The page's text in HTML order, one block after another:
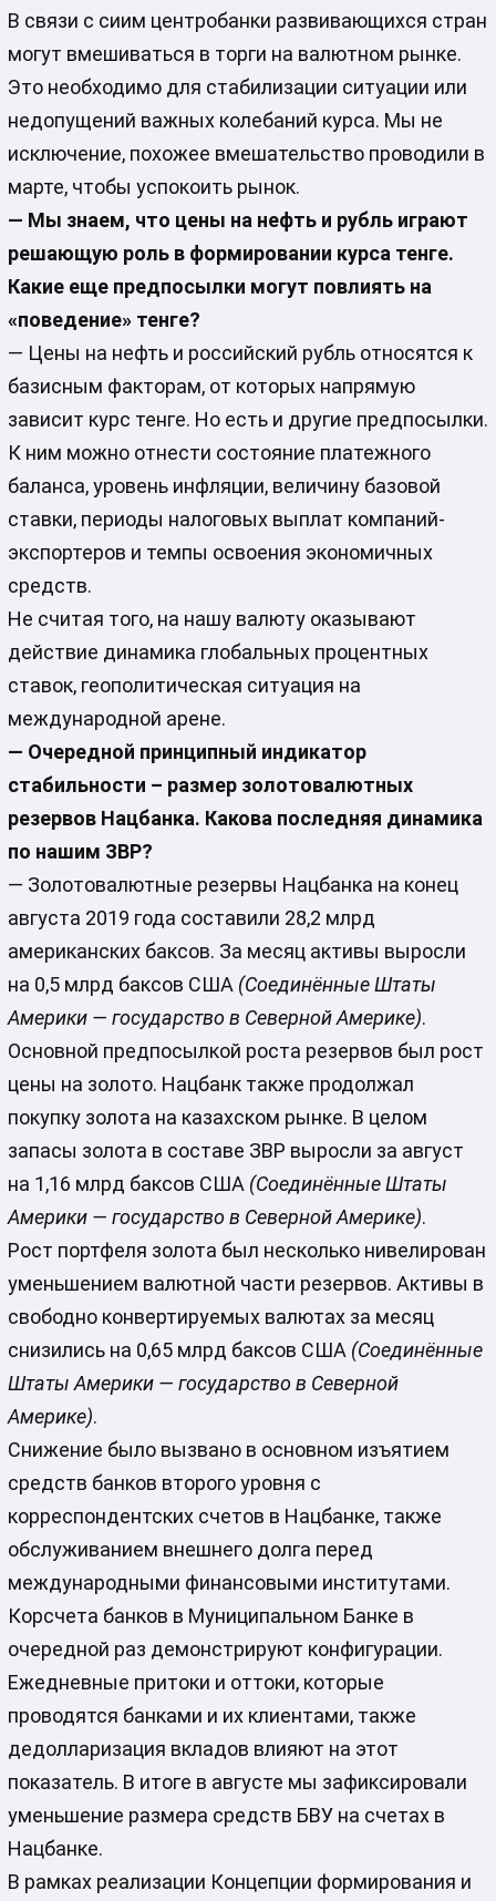
В связи с сиим центробанки развивающихся стран
могут вмешиваться в торги на валютном рынке.
Это необходимо для стабилизации ситуации или
недопущений важных колебаний курса. Мы не
исключение, похожее вмешательство проводили в
марте, чтобы успокоить рынок.
— Мы знаем, что цены на нефть и рубль играют
решающую роль в формировании курса тенге.
Какие еще предпосылки могут повлиять на
«поведение» тенге?
— Цены на нефть и российский рубль относятся к
базисным факторам, от которых напрямую
зависит курс тенге. Но есть и другие предпосылки.
К ним можно отнести состояние платежного
баланса, уровень инфляции, величину базовой
ставки, периоды налоговых выплат компаний-
экспортеров и темпы освоения экономичных
средств.
Не считая того, на нашу валюту оказывают
действие динамика глобальных процентных
ставок, геополитическая ситуация на
международной арене.
— Очередной принципный индикатор
стабильности – размер золотовалютных
резервов Нацбанка. Какова последняя динамика
по нашим ЗВР?
— Золотовалютные резервы Нацбанка на конец
августа 2019 года составили 28,2 млрд
американских баксов. За месяц активы выросли
на 0,5 млрд баксов США (Соединённые Штаты
Америки — государство в Северной Америке).
Основной предпосылкой роста резервов был рост
цены на золото. Нацбанк также продолжал
покупку золота на казахском рынке. В целом
запасы золота в составе ЗВР выросли за август
на 1,16 млрд баксов США (Соединённые Штаты
Америки — государство в Северной Америке).
Рост портфеля золота был несколько нивелирован
уменьшением валютной части резервов. Активы в
свободно конвертируемых валютах за месяц
снизились на 0,65 млрд баксов США (Соединённые
Штаты Америки — государство в Северной
Америке).
Снижение было вызвано в основном изъятием
средств банков второго уровня с
корреспондентских счетов в Нацбанке, также
обслуживанием внешнего долга перед
международными финансовыми институтами.
Корсчета банков в Муниципальном Банке в
очередной раз демонстрируют конфигурации.
Ежедневные притоки и оттоки, которые
проводятся банками и их клиентами, также
дедолларизация вкладов влияют на этот
показатель. В итоге в августе мы зафиксировали
уменьшение размера средств БВУ на счетах в
Нацбанке.
В рамках реализации Концепции формирования и